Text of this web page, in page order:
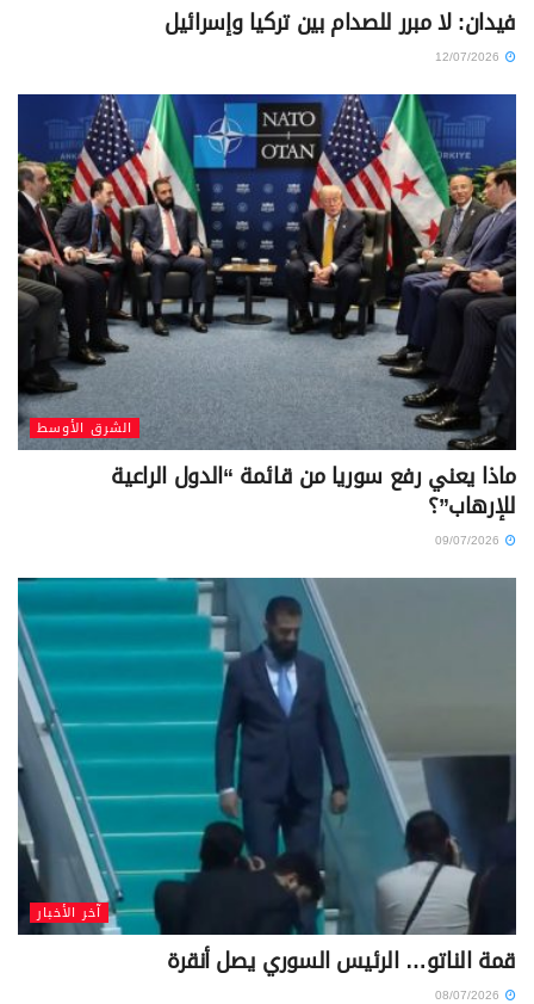
فيدان: لا مبرر للصدام بين تركيا وإسرائيل
الشرق الأوسط
ماذا يعني رفع سوريا من قائمة “الدول الراعية
للإرهاب”؟
آخر الأخبار
قمة الناتو… الرئيس السوري يصل أنقرة